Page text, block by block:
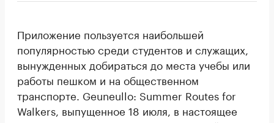
Приложение пользуется наибольшей
популярностью среди студентов и служащих,
вынужденных добираться до места учебы или
работы пешком и на общественном
транспорте. Geuneullo: Summer Routes for
Walkers, выпущенное 18 июля, в настоящее